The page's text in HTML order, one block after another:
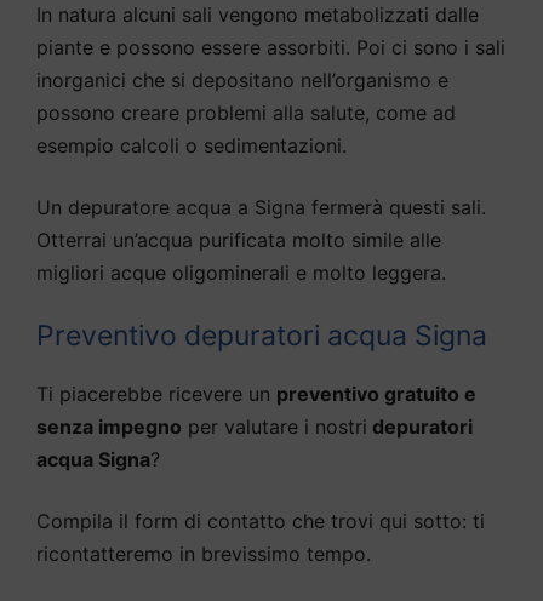
In natura alcuni sali vengono metabolizzati dalle
piante e possono essere assorbiti. Poi ci sono i sali
inorganici che si depositano nell’organismo e
possono creare problemi alla salute, come ad
esempio calcoli o sedimentazioni.
Un depuratore acqua a Signa fermerà questi sali.
Otterrai un’acqua purificata molto simile alle
migliori acque oligominerali e molto leggera.
Preventivo depuratori acqua Signa
Ti piacerebbe ricevere un preventivo gratuito e
senza impegno per valutare i nostri depuratori
acqua Signa?
Compila il form di contatto che trovi qui sotto: ti
ricontatteremo in brevissimo tempo.